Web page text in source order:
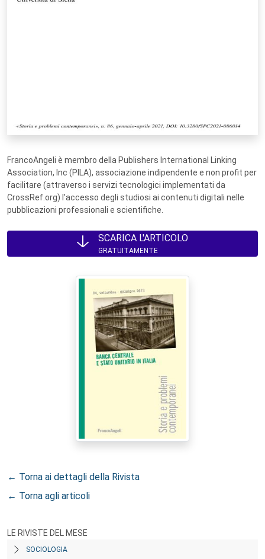
FrancoAngeli è membro della Publishers International Linking
Association, Inc (PILA), associazione indipendente e non profit per
facilitare (attraverso i servizi tecnologici implementati da
CrossRef.org) l’accesso degli studiosi ai contenuti digitali nelle
pubblicazioni professionali e scientifiche.
SCARICA L'ARTICOLO
GRATUITAMENTE
← Torna ai dettagli della Rivista
← Torna agli articoli
LE RIVISTE DEL MESE
SOCIOLOGIA